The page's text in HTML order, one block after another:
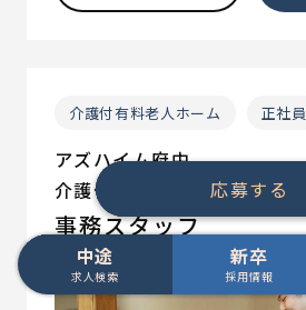
中途
求人検索
新卒
採用情報
応募する
応募する
介護付有料老人ホーム 正社員
アズハイム府中
介護付有料老人ホーム
事務スタッフ
応募する
中途 求人検索
中途 求人検索
中途 求人検索
中途 求人検索
中途 求人検索
中途 求人検索
中途 求人検索